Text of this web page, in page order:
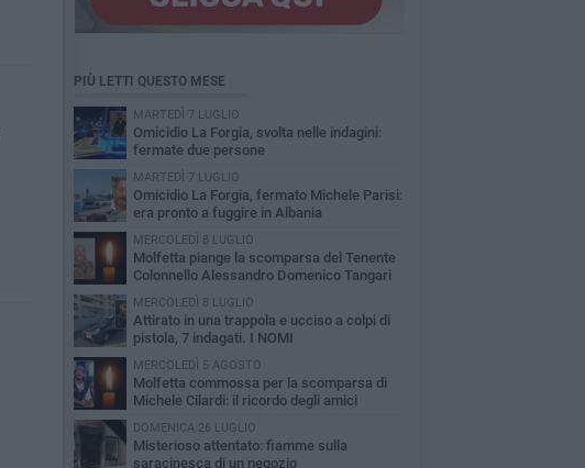
PIÙ LETTI QUESTO MESE
MARTEDÌ 7 LUGLIO
Omicidio La Forgia, svolta nelle indagini:
fermate due persone
MARTEDÌ 7 LUGLIO
Omicidio La Forgia, fermato Michele Parisi:
era pronto a fuggire in Albania
MERCOLEDÌ 8 LUGLIO
Molfetta piange la scomparsa del Tenente
Colonnello Alessandro Domenico Tangari
MERCOLEDÌ 8 LUGLIO
Attirato in una trappola e ucciso a colpi di
pistola, 7 indagati. I NOMI
MERCOLEDÌ 5 AGOSTO
Molfetta commossa per la scomparsa di
Michele Cilardi: il ricordo degli amici
DOMENICA 26 LUGLIO
Misterioso attentato: fiamme sulla
saracinesca di un negozio